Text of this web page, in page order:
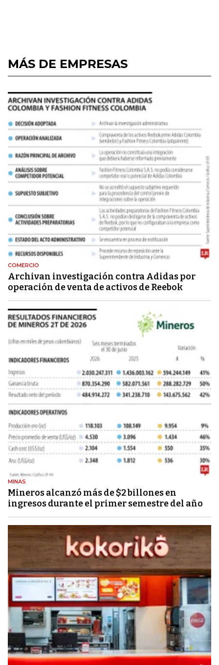
MÁS DE EMPRESAS
COMERCIO
Archivan investigación contra Adidas por
operación de venta de activos de Reebok
MINAS
Mineros alcanzó más de $2 billones en
ingresos durante el primer semestre del año